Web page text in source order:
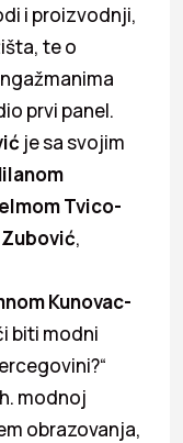
i proizvodnji,
te o
prvi panel.
je sa svojim
Tvico-
,
Kunovac-
biti modni
modnoj
obrazovanja,